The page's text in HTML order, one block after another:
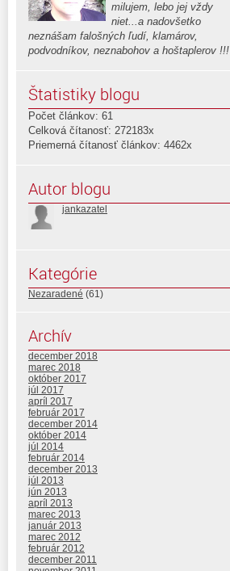
milujem, lebo jej vždy
niet...a nadovšetko
neznášam falošných ľudí, klamárov,
podvodníkov, neznabohov a hoštaplerov !!!
Štatistiky blogu
Počet článkov: 61
Celková čítanosť: 272183x
Priemerná čítanosť článkov: 4462x
Autor blogu
jankazatel
Kategórie
Nezaradené (61)
Archív
december 2018
marec 2018
október 2017
júl 2017
apríl 2017
február 2017
december 2014
október 2014
júl 2014
február 2014
december 2013
júl 2013
jún 2013
apríl 2013
marec 2013
január 2013
marec 2012
február 2012
december 2011